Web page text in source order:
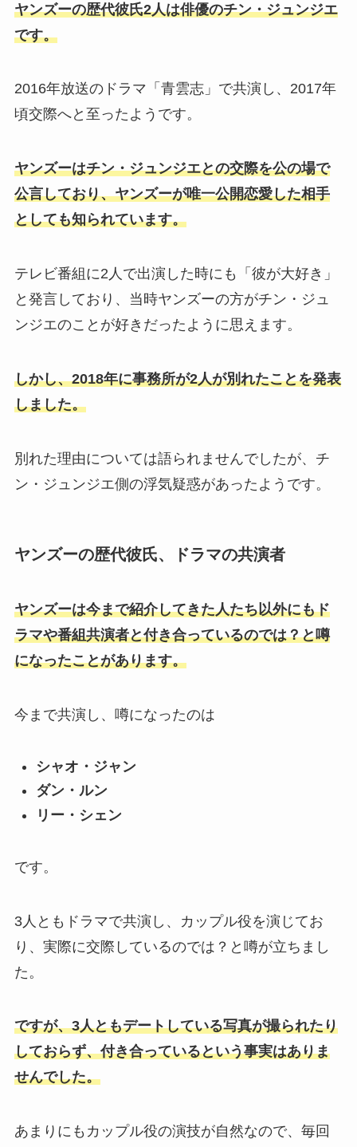
ヤンズーの歴代彼氏2人は俳優のチン・ジュンジエ
です。
2016年放送のドラマ「青雲志」で共演し、2017年
頃交際へと至ったようです。
ヤンズーはチン・ジュンジエとの交際を公の場で
公言しており、ヤンズーが唯一公開恋愛した相手
としても知られています。
テレビ番組に2人で出演した時にも「彼が大好き」
と発言しており、当時ヤンズーの方がチン・ジュ
ンジエのことが好きだったように思えます。
しかし、2018年に事務所が2人が別れたことを発表
しました。
別れた理由については語られませんでしたが、チ
ン・ジュンジエ側の浮気疑惑があったようです。
ヤンズーの歴代彼氏、ドラマの共演者
ヤンズーは今まで紹介してきた人たち以外にもド
ラマや番組共演者と付き合っているのでは？と噂
になったことがあります。
今まで共演し、噂になったのは
シャオ・ジャン
ダン・ルン
リー・シェン
です。
3人ともドラマで共演し、カップル役を演じてお
り、実際に交際しているのでは？と噂が立ちまし
た。
ですが、3人ともデートしている写真が撮られたり
しておらず、付き合っているという事実はありま
せんでした。
あまりにもカップル役の演技が自然なので、毎回